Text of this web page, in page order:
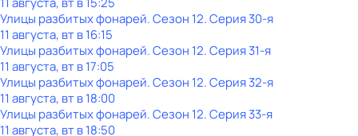
Улицы разбитых фонарей. Сезон 12. Серия 30-я
11 августа, вт в 16:15
Улицы разбитых фонарей. Сезон 12. Серия 31-я
11 августа, вт в 17:05
Улицы разбитых фонарей. Сезон 12. Серия 32-я
11 августа, вт в 18:00
Улицы разбитых фонарей. Сезон 12. Серия 33-я
11 августа, вт в 18:50